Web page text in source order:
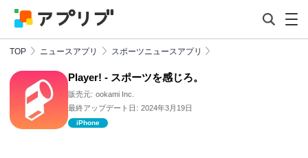
TOP ニュースアプリ スポーツニュースアプリ
Player! - スポーツを感じろ。
販売元: ookami Inc.
最終アップデート日: 2024年3月19日
iPhone